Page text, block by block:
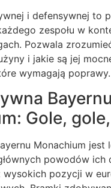
i defensywnej to
zespołu w
Pozwala
i jakie są jej
wymagają poprawy.
Bayernu
Gole,
Monachium jest
powodów ich
wysokich pozycji w